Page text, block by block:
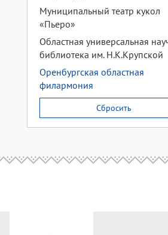
Муниципальный театр кукол
«Пьеро»
Областная универсальная
библиотека им. Н.К.Крупской
Оренбургская областная
филармония
Сбросить